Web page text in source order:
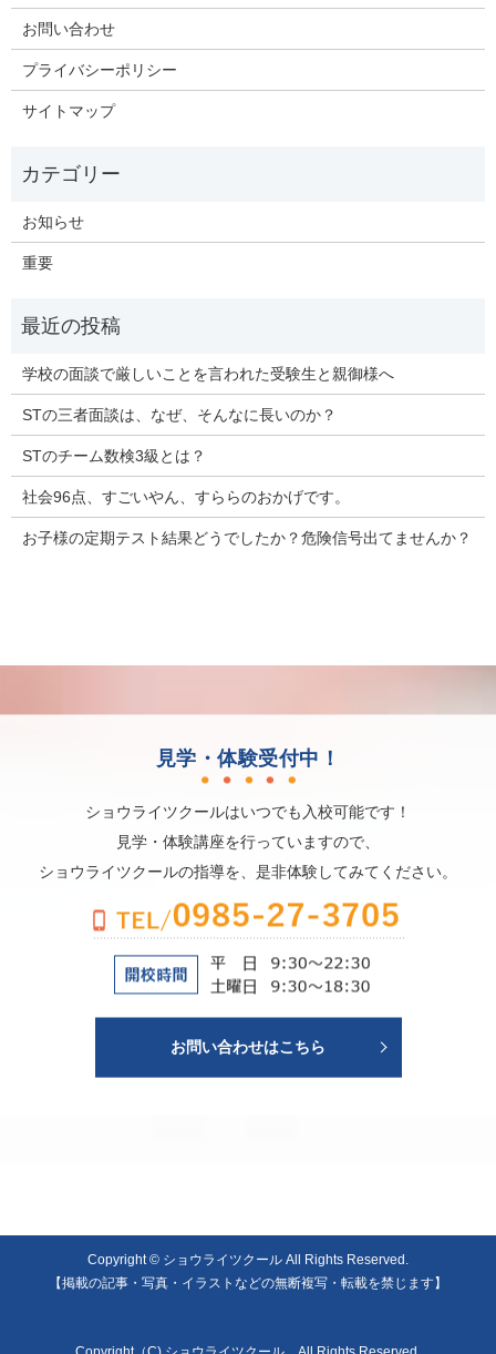
お問い合わせ
プライバシーポリシー
サイトマップ
お知らせ
重要
学校の面談で厳しいことを言われた受験生と親御様へ
STの三者面談は、なぜ、そんなに長いのか？
STのチーム数検3級とは？
社会96点、すごいやん、すららのおかげです。
お子様の定期テスト結果どうでしたか？危険信号出てませんか？
見学・体験受付中！
ショウライツクールはいつでも入校可能です！
見学・体験講座を行っていますので、
ショウライツクールの指導を、是非体験してみてください。
お問い合わせはこちら
Copyright © ショウライツクール All Rights Reserved.
【掲載の記事・写真・イラストなどの無断複写・転載を禁じます】